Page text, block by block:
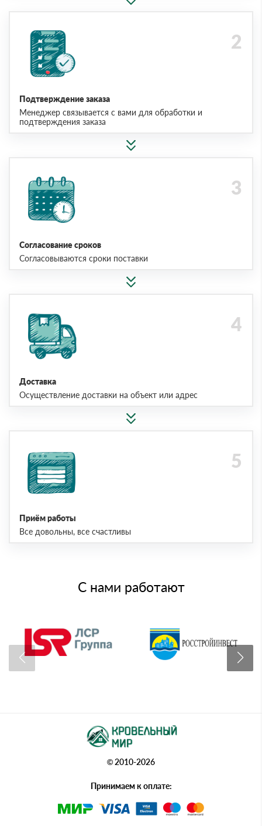
Подтверждение заказа
Менеджер связывается с вами для обработки и
подтверждения заказа
Согласование сроков
Согласовываются сроки поставки
Доставка
Осуществление доставки на объект или адрес
Приём работы
Все довольны, все счастливы
С нами работают
© 2010-2026
Принимаем к оплате: